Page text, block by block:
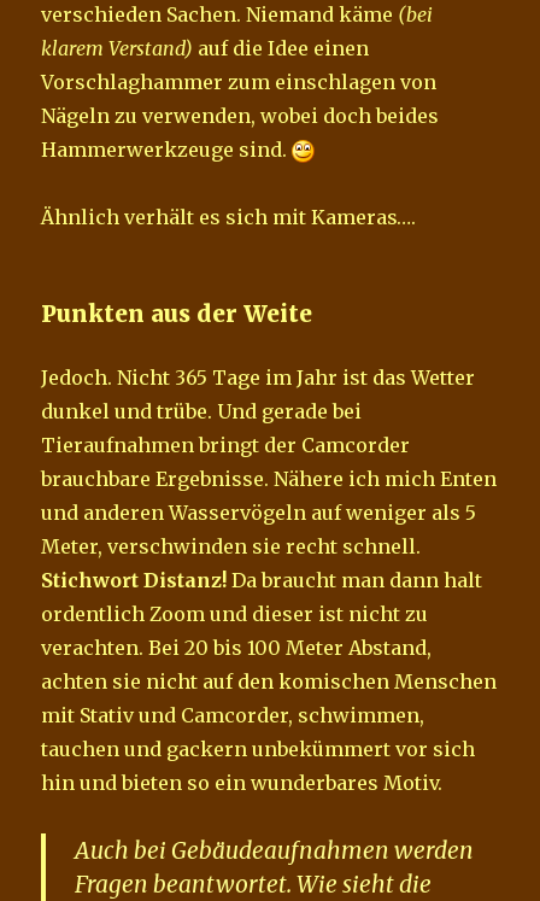
verschieden Sachen. Niemand käme (bei
klarem Verstand) auf die Idee einen
Vorschlaghammer zum einschlagen von
Nägeln zu verwenden, wobei doch beides
Hammerwerkzeuge sind.
Ähnlich verhält es sich mit Kameras….
Punkten aus der Weite
Jedoch. Nicht 365 Tage im Jahr ist das Wetter
dunkel und trübe. Und gerade bei
Tieraufnahmen bringt der Camcorder
brauchbare Ergebnisse. Nähere ich mich Enten
und anderen Wasservögeln auf weniger als 5
Meter, verschwinden sie recht schnell.
Stichwort Distanz! Da braucht man dann halt
ordentlich Zoom und dieser ist nicht zu
verachten. Bei 20 bis 100 Meter Abstand,
achten sie nicht auf den komischen Menschen
mit Stativ und Camcorder, schwimmen,
tauchen und gackern unbekümmert vor sich
hin und bieten so ein wunderbares Motiv.
Auch bei Gebäudeaufnahmen werden
Fragen beantwortet. Wie sieht die